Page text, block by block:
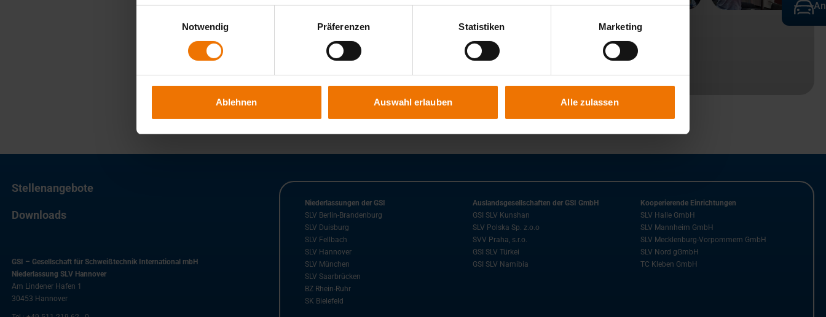
Notwendig
Präferenzen Statistiken Marketing
Ablehnen Auswahl erlauben Alle zulassen
Stellenangebote
Downloads
GSI – Gesellschaft für Schweißtechnik International mbH
Niederlassung SLV Hannover
Am Lindener Hafen 1
30453 Hannover
Niederlassungen der GSI
SLV Berlin-Brandenburg
SLV Duisburg
SLV Fellbach
SLV Hannover
SLV München
SLV Saarbrücken
BZ Rhein-Ruhr
SK Bielefeld
Auslandsgesellschaften der GSI GmbH
GSI SLV Kunshan
SLV Polska Sp. z.o.o
SVV Praha, s.r.o.
GSI SLV Türkei
GSI SLV Namibia
Kooperierende Einrichtungen
SLV Halle GmbH
SLV Mannheim GmbH
SLV Mecklenburg-Vorpommern GmbH
SLV Nord gGmbH
TC Kleben GmbH